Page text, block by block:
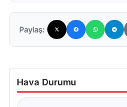
Paylaş:
Hava Durumu